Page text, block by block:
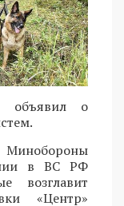
объявил о
Минобороны
в ВС РФ
возглавит
«Центр»